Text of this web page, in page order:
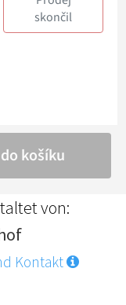
von:
Kontakt